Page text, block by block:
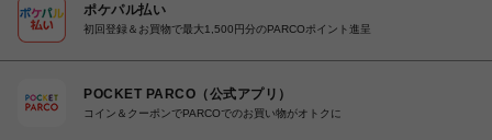
ポケパル払い
初回登録＆お買物で最大1,500円分のPARCOポイント進呈
POCKET PARCO（公式アプリ）
コイン＆クーポンでPARCOでのお買い物がオトクに